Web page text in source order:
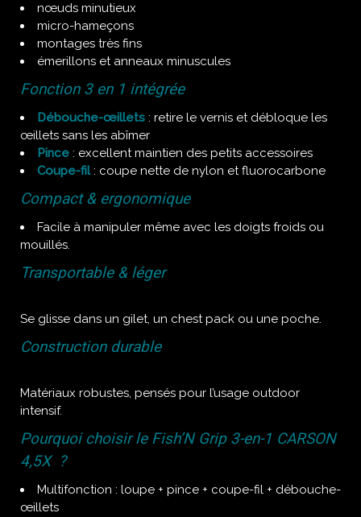
nœuds minutieux
micro-hameçons
montages très fins
émerillons et anneaux minuscules
Fonction 3 en 1 intégrée
Débouche-œillets : retire le vernis et débloque les
œillets sans les abîmer
Pince : excellent maintien des petits accessoires
Coupe-fil: coupe nette de nylon et fluorocarbone
Compact & ergonomique
Facile à manipuler même avec les doigts froids ou
mouillés.
Transportable & léger
Se glisse dans un gilet, un chest pack ou une poche.
Construction durable
Matériaux robustes, pensés pour l’usage outdoor
intensif.
Pourquoi choisir le Fish’N Grip 3-en-1 CARSON
4,5X ?
Multifonction : loupe + pince + coupe-fil + débouche-
œillets